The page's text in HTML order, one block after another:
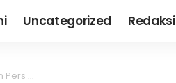
Uncategorized Redaksi